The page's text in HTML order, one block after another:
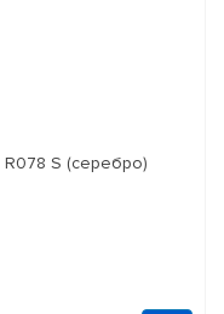
R078 S (серебро)